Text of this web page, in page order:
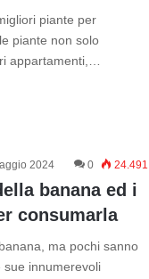
piante per
piante non solo
appartamenti,…
2024 0 24.491
banana ed i
consumarla
ma pochi sanno
innumerevoli